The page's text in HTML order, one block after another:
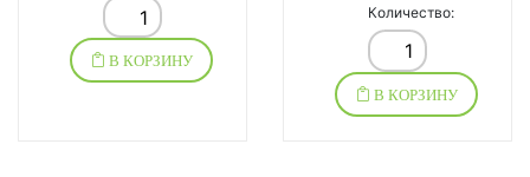
В КОРЗИНУ
Количество:
В КОРЗИНУ